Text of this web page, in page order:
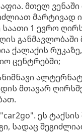
მთელ
მარტივად
1 ევრო
ქალაქის
ცენტრებში;
მთავარ
ეს
სადაც